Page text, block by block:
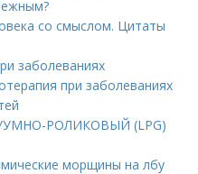
со смыслом. Цитаты
заболеваниях
при заболеваниях
РОЛИКОВЫЙ (LPG)
морщины на лбу